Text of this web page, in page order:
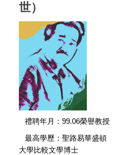
世）
禮聘年月：99.06榮譽教授
最高學歷：聖路易華盛頓
大學比較文學博士